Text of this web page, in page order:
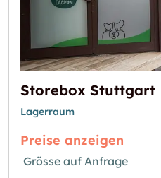
Storebox Stuttgart
Lagerraum
Preise anzeigen
Grösse auf Anfrage